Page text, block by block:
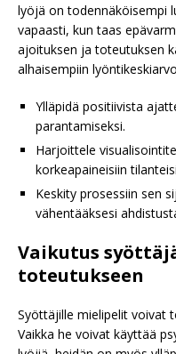
lyöjä on todennäköisempi
vapaasti, kun taas
ajoituksen ja toteutuksen
alhaisempiin
Ylläpidä positiivista
parantamiseksi.
Harjoittele
korkeapaineisiin
Keskity prosessiin sen
vähentääksesi
Vaikutus
toteutukseen
Syöttäjille mielipelit voivat
Vaikka he voivat käyttää